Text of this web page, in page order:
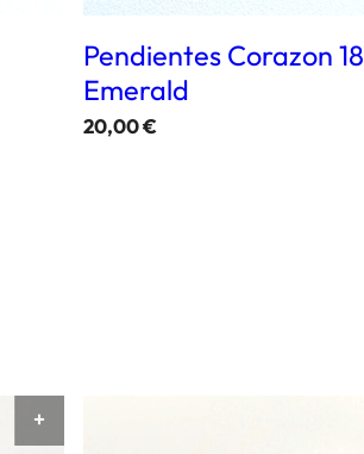
Pendientes Corazon 18
Emerald
20,00€